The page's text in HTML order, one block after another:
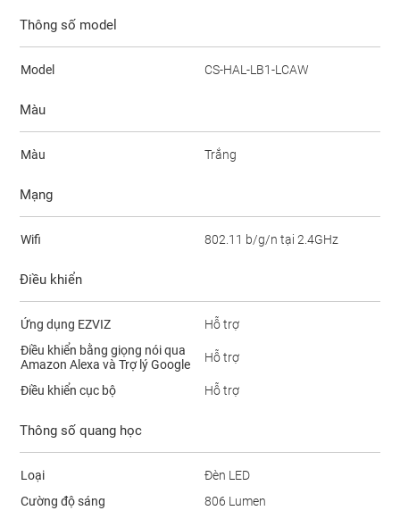
Thông số model
Model CS-HAL-LB1-LCAW
Màu
Màu Trắng
Mạng
Wifi 802.11 b/g/n tại 2.4GHz
Điều khiển
Ứng dụng EZVIZ
Hỗ trợ
Điều khiển bằng giọng nói qua
Amazon Alexa và Trợ lý Google
Hỗ trợ
Điều khiển cục bộ Hỗ trợ
Thông số quang học
Loại
Đèn LED
Cường độ sáng
806 Lumen